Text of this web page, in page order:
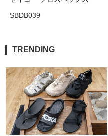
SBDB039
TRENDING